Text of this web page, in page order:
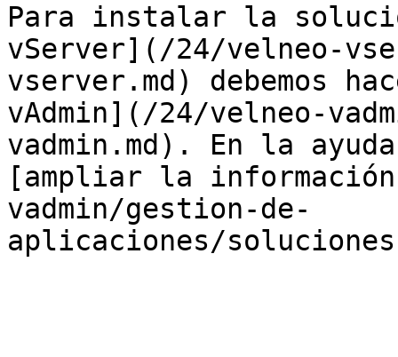
Para instalar la
vServer](/24/velneo-
vserver.md) debemos
vAdmin](/24/velneo-
vadmin.md). En la
[ampliar la
vadmin/gestion-de-